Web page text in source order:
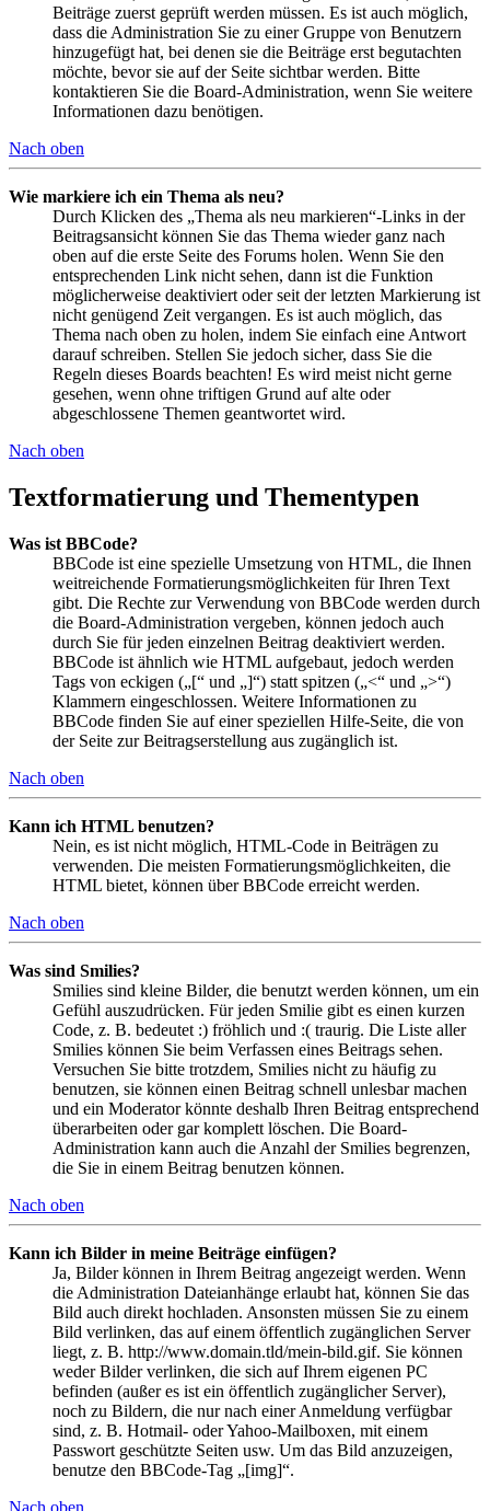
Beiträge zuerst geprüft werden müssen. Es ist auch möglich,
dass die Administration Sie zu einer Gruppe von Benutzern
hinzugefügt hat, bei denen sie die Beiträge erst begutachten
möchte, bevor sie auf der Seite sichtbar werden. Bitte
kontaktieren Sie die Board-Administration, wenn Sie weitere
Informationen dazu benötigen.
Nach oben
Wie markiere ich ein Thema als neu?
Durch Klicken des „Thema als neu markieren“-Links in der
Beitragsansicht können Sie das Thema wieder ganz nach
oben auf die erste Seite des Forums holen. Wenn Sie den
entsprechenden Link nicht sehen, dann ist die Funktion
möglicherweise deaktiviert oder seit der letzten Markierung ist
nicht genügend Zeit vergangen. Es ist auch möglich, das
Thema nach oben zu holen, indem Sie einfach eine Antwort
darauf schreiben. Stellen Sie jedoch sicher, dass Sie die
Regeln dieses Boards beachten! Es wird meist nicht gerne
gesehen, wenn ohne triftigen Grund auf alte oder
abgeschlossene Themen geantwortet wird.
Nach oben
Textformatierung und Thementypen
Was ist BBCode?
BBCode ist eine spezielle Umsetzung von HTML, die Ihnen
weitreichende Formatierungsmöglichkeiten für Ihren Text
gibt. Die Rechte zur Verwendung von BBCode werden durch
die Board-Administration vergeben, können jedoch auch
durch Sie für jeden einzelnen Beitrag deaktiviert werden.
BBCode ist ähnlich wie HTML aufgebaut, jedoch werden
Tags von eckigen („[“ und „]“) statt spitzen („<“ und „>“)
Klammern eingeschlossen. Weitere Informationen zu
BBCode finden Sie auf einer speziellen Hilfe-Seite, die von
der Seite zur Beitragserstellung aus zugänglich ist.
Nach oben
Kann ich HTML benutzen?
Nein, es ist nicht möglich, HTML-Code in Beiträgen zu
verwenden. Die meisten Formatierungsmöglichkeiten, die
HTML bietet, können über BBCode erreicht werden.
Nach oben
Was sind Smilies?
Smilies sind kleine Bilder, die benutzt werden können, um ein
Gefühl auszudrücken. Für jeden Smilie gibt es einen kurzen
Code, z. B. bedeutet :) fröhlich und :( traurig. Die Liste aller
Smilies können Sie beim Verfassen eines Beitrags sehen.
Versuchen Sie bitte trotzdem, Smilies nicht zu häufig zu
benutzen, sie können einen Beitrag schnell unlesbar machen
und ein Moderator könnte deshalb Ihren Beitrag entsprechend
überarbeiten oder gar komplett löschen. Die Board-
Administration kann auch die Anzahl der Smilies begrenzen,
die Sie in einem Beitrag benutzen können.
Nach oben
Kann ich Bilder in meine Beiträge einfügen?
Ja, Bilder können in Ihrem Beitrag angezeigt werden. Wenn
die Administration Dateianhänge erlaubt hat, können Sie das
Bild auch direkt hochladen. Ansonsten müssen Sie zu einem
Bild verlinken, das auf einem öffentlich zugänglichen Server
liegt, z. B. http://www.domain.tld/mein-bild.gif. Sie können
weder Bilder verlinken, die sich auf Ihrem eigenen PC
befinden (außer es ist ein öffentlich zugänglicher Server),
noch zu Bildern, die nur nach einer Anmeldung verfügbar
sind, z. B. Hotmail- oder Yahoo-Mailboxen, mit einem
Passwort geschützte Seiten usw. Um das Bild anzuzeigen,
benutze den BBCode-Tag „[img]“.
Nach oben